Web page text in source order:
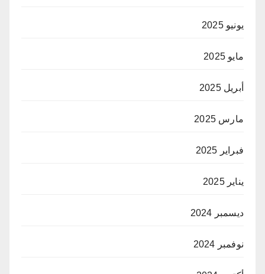
يونيو 2025
مايو 2025
أبريل 2025
مارس 2025
فبراير 2025
يناير 2025
ديسمبر 2024
نوفمبر 2024